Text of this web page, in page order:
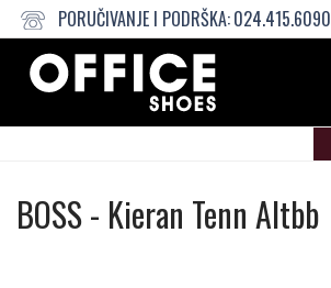
PORUČIVANJE I PODRŠKA:024.415.6090
BOSSPlitke
- Kieran Tenn Altbb